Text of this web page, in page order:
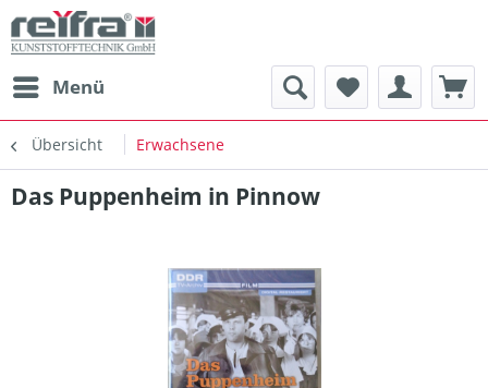
Menü
Übersicht Erwachsene
Das Puppenheim in Pinnow